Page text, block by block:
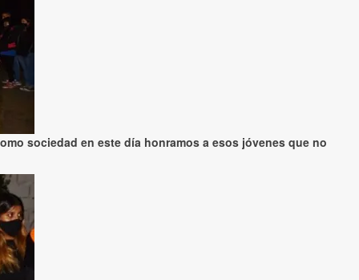
sociedad en este día honramos a esos jóvenes que no